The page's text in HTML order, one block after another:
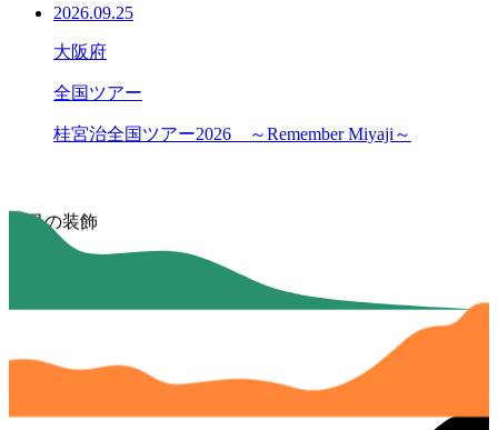
2026.09.25
大阪府
全国ツアー
桂宮治全国ツアー2026 ～Remember Miyaji～